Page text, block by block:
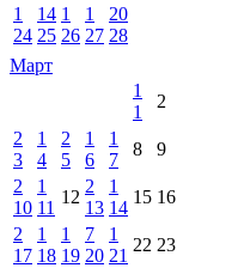
1
24
14
25
1
26
1
27
20
28
Март
1
1
2
2
3
1
4
2
5
1
6
1
7
8
9
2
10
1
11
12
2
13
1
14
15 16
2
17
1
18
1
19
7
20
1
21
22 23